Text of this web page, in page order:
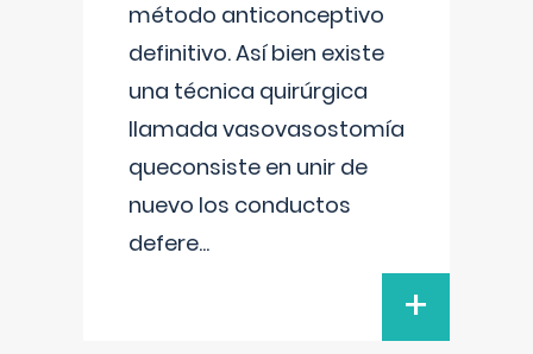
método anticonceptivo
definitivo. Así bien existe
una técnica quirúrgica
llamada vasovasostomía
queconsiste en unir de
nuevo los conductos
defere...
+